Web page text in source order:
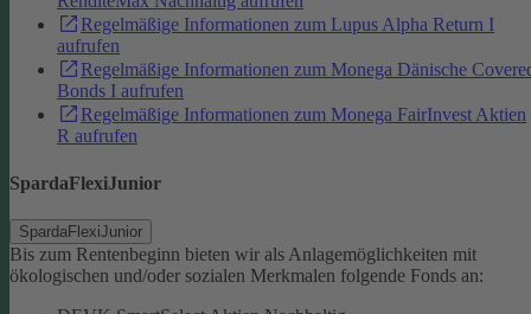
Regelmäßige Informationen zum Lupus Alpha Return I
aufrufen
Regelmäßige Informationen zum Monega Dänische
Bonds I aufrufen
Regelmäßige Informationen zum Monega FairInvest Aktien
R aufrufen
SpardaFlexiJunior
SpardaFlexiJunior
Bis zum Rentenbeginn bieten wir als Anlagemöglichkeiten mit
ökologischen und/oder sozialen Merkmalen folgende Fonds an: